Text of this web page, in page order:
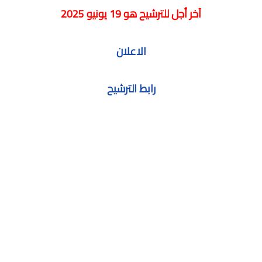
آخر أجل للترشيح هو 19 يونيو 2025
الاعلان
رابط الترشيح